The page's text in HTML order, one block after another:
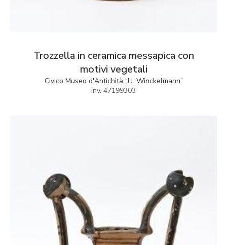
Trozzella in ceramica messapica con
motivi vegetali
Civico Museo d'Antichità “J.J. Winckelmann”
inv. 47199303